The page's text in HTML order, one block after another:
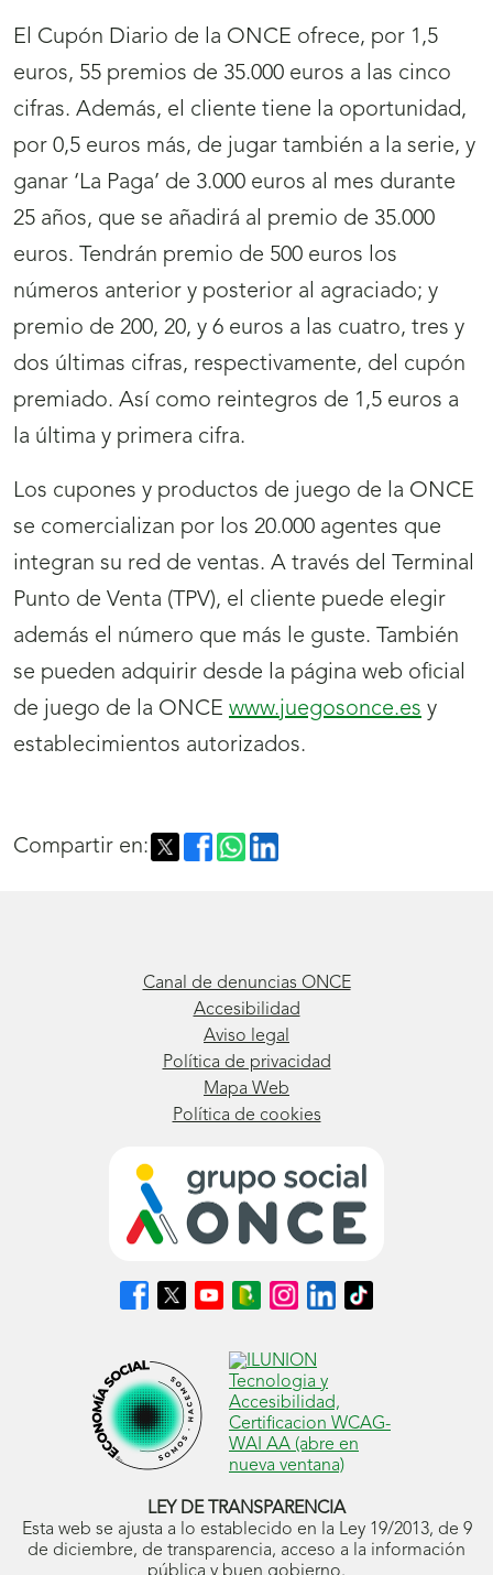
El Cupón Diario de la ONCE ofrece, por 1,5
euros, 55 premios de 35.000 euros a las cinco
cifras. Además, el cliente tiene la oportunidad,
por 0,5 euros más, de jugar también a la serie, y
ganar ‘La Paga’ de 3.000 euros al mes durante
25 años, que se añadirá al premio de 35.000
euros. Tendrán premio de 500 euros los
números anterior y posterior al agraciado; y
premio de 200, 20, y 6 euros a las cuatro, tres y
dos últimas cifras, respectivamente, del cupón
premiado. Así como reintegros de 1,5 euros a
la última y primera cifra.
Los cupones y productos de juego de la ONCE
se comercializan por los 20.000 agentes que
integran su red de ventas. A través del Terminal
Punto de Venta (TPV), el cliente puede elegir
además el número que más le guste. También
se pueden adquirir desde la página web oficial
de juego de la ONCE www.juegosonce.es y
establecimientos autorizados.
Compartir en:
Canal de denuncias ONCE
Accesibilidad
Aviso legal
Política de privacidad
Mapa Web
Política de cookies
Síguenos
en
abrirá
en
ventana
nueva)
Síguenos
en
abrirá
en
ventana
nueva)
Síguenos
en
abrirá
en
ventana
nueva)
Síguenos
en
Blog
ONCE
(se
abrirá
en
ventana
nueva)
Síguenos
en
(se
abrirá
en
ventana
nueva)
Síguenos
en
(se
abrirá
en
ventana
nueva)
Síguenos
en
ventana
nueva)
LEY DE TRANSPARENCIA
Esta web se ajusta a lo establecido en la Ley 19/2013, de 9
de diciembre, de transparencia, acceso a la información